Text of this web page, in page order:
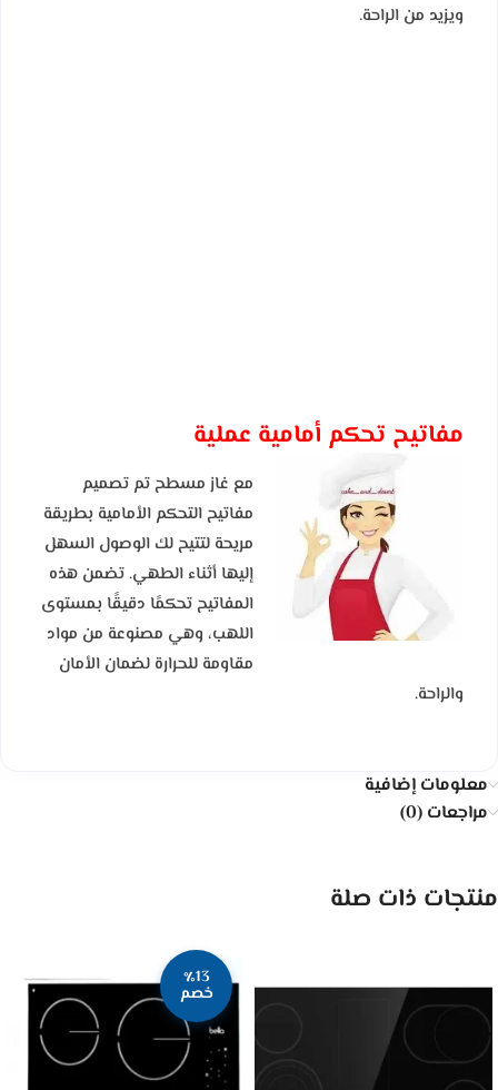
ويزيد من الراحة.
مفاتيح تحكم أمامية عملية
مع غاز مسطح تم تصميم
مفاتيح التحكم الأمامية بطريقة
مريحة لتتيح لك الوصول السهل
إليها أثناء الطهي. تضمن هذه
المفاتيح تحكمًا دقيقًا بمستوى
اللهب، وهي مصنوعة من مواد
مقاومة للحرارة لضمان الأمان
والراحة.
معلومات إضافية
مراجعات (0)
منتجات ذات صلة
٪13
خصم